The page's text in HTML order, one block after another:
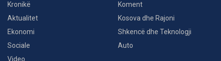
Kronikë
Aktualitet
Ekonomi
Sociale
Video
Koment
Kosova dhe Rajoni
Shkencë dhe Teknologji
Auto